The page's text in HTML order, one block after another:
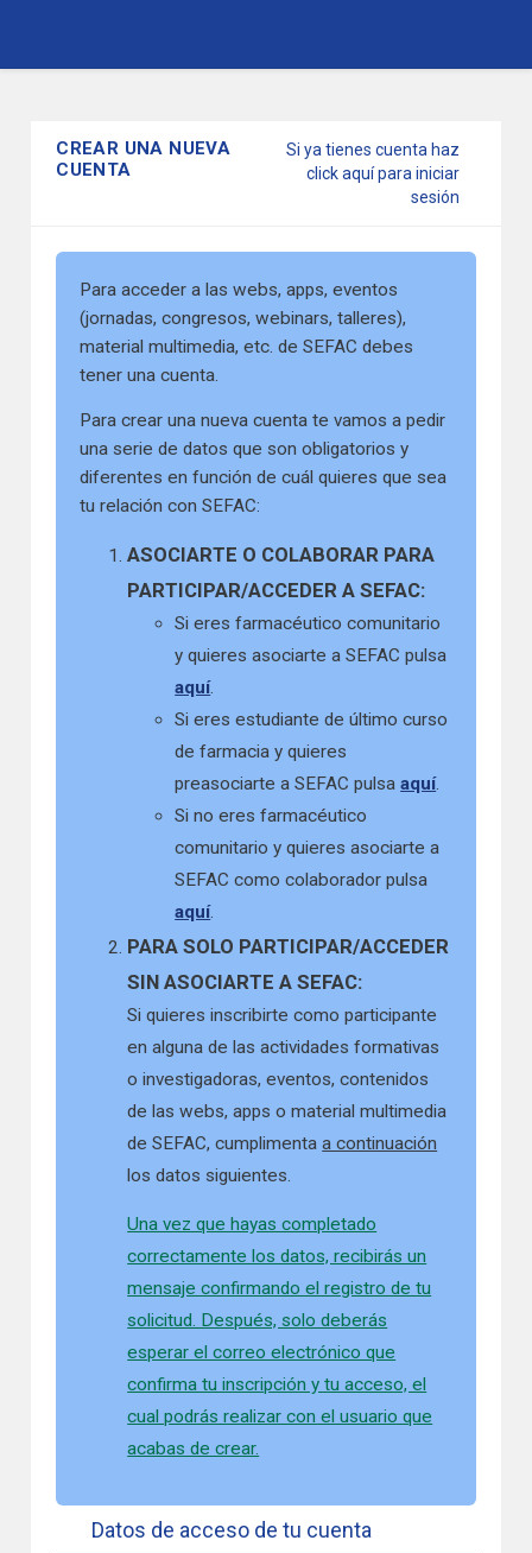
principalCREAR UNA NUEVA
CUENTA
Si ya tienes cuenta haz
click aquí para iniciar
sesión
Para acceder a las webs, apps, eventos
(jornadas, congresos, webinars, talleres),
material multimedia, etc. de SEFAC debes
tener una cuenta.
Para crear una nueva cuenta te vamos a pedir
una serie de datos que son obligatorios y
diferentes en función de cuál quieres que sea
tu relación con SEFAC:
ASOCIARTE O COLABORAR PARA
PARTICIPAR/ACCEDER A SEFAC:
Si eres farmacéutico comunitario
y quieres asociarte a SEFAC pulsa
aquí.
Si eres estudiante de último curso
de farmacia y quieres
preasociarte a SEFAC pulsaaquí.
Si no eres farmacéutico
comunitario y quieres asociarte a
SEFAC como colaborador pulsa
aquí.
PARA SOLO PARTICIPAR/ACCEDER
SIN ASOCIARTE A SEFAC:
Si quieres inscribirte como participante
en alguna de las actividades formativas
o investigadoras, eventos, contenidos
de las webs, apps o material multimedia
de SEFAC, cumplimentaa continuación
los datos siguientes.
Una vez que hayas completado
correctamente los datos, recibirás un
mensaje confirmando el registro de tu
solicitud. Después, solo deberás
esperar el correo electrónico que
confirma tu inscripción y tu acceso, el
cual podrás realizar con el usuario que
acabas de crear.
Datos de acceso de tu cuenta